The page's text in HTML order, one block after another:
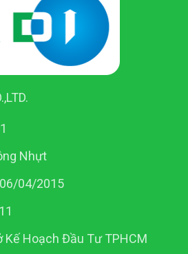
Nhựt
04/2015
Kế Hoạch Đầu Tư TPHCM